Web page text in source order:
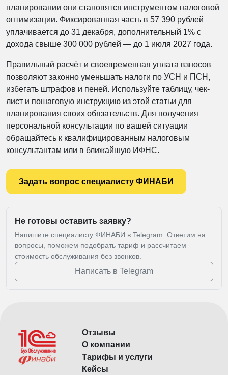
планировании они становятся инструментом налоговой
оптимизации. Фиксированная часть в 57 390 рублей
уплачивается до 31 декабря, дополнительный 1% с
дохода свыше 300 000 рублей — до 1 июля 2027 года.
Правильный расчёт и своевременная уплата взносов
позволяют законно уменьшать налоги по УСН и ПСН,
избегать штрафов и пеней. Используйте таблицу, чек-
лист и пошаговую инструкцию из этой статьи для
планирования своих обязательств. Для получения
персональной консультации по вашей ситуации
обращайтесь к квалифицированным налоговым
консультантам или в ближайшую ИФНС.
Задать вопрос специалисту ФИНАБИ
Не готовы оставить заявку?
Напишите специалисту ФИНАБИ в Telegram. Ответим на
вопросы, поможем подобрать тариф и рассчитаем
стоимость обслуживания без звонков.
Написать в Telegram
Отзывы
О компании
Тарифы и услуги
Кейсы